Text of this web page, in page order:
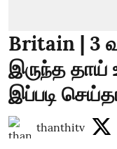
Britain | 3
இருந்த
இப்படி
thanthitv